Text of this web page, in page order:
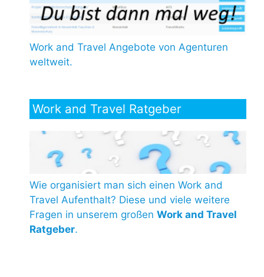
Work and Travel Angebote von Agenturen
weltweit.
Work and Travel Ratgeber
Wie organisiert man sich einen Work and
Travel Aufenthalt? Diese und viele weitere
Fragen in unserem großen Work and Travel
Ratgeber.